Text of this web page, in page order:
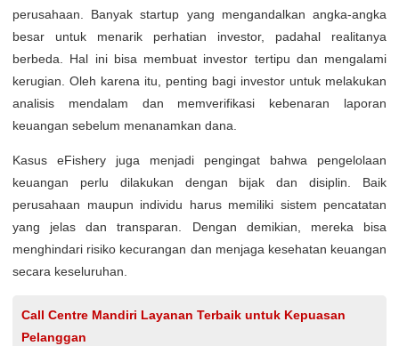
perusahaan. Banyak startup yang mengandalkan angka-angka
besar untuk menarik perhatian investor, padahal realitanya
berbeda. Hal ini bisa membuat investor tertipu dan mengalami
kerugian. Oleh karena itu, penting bagi investor untuk melakukan
analisis mendalam dan memverifikasi kebenaran laporan
keuangan sebelum menanamkan dana.
Kasus eFishery juga menjadi pengingat bahwa pengelolaan
keuangan perlu dilakukan dengan bijak dan disiplin. Baik
perusahaan maupun individu harus memiliki sistem pencatatan
yang jelas dan transparan. Dengan demikian, mereka bisa
menghindari risiko kecurangan dan menjaga kesehatan keuangan
secara keseluruhan.
Call Centre Mandiri Layanan Terbaik untuk Kepuasan
Pelanggan